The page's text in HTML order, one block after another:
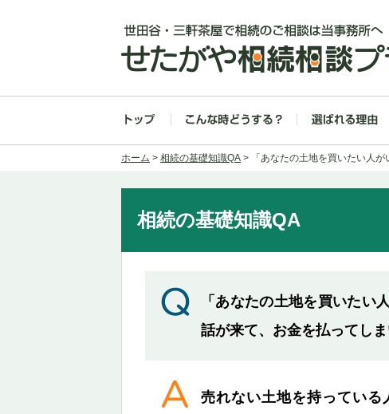
ホーム > 相続の基礎知識QA > 「あなたの土地を買いたい人
相続の基礎知識QA
「あなたの土地を買いたい
話が来て、お金を払ってし
売れない土地を持ってい